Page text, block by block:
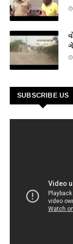
SUBSCRIBE US